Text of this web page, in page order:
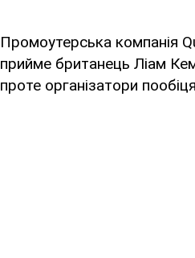
Промоутерська компанія
прийме британець Ліам
проте організатори